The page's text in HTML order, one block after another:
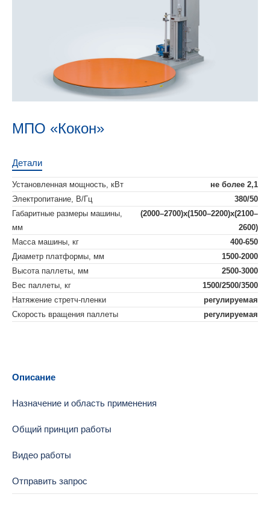
МПО «Кокон»
Детали
Установленная мощность, кВт
не более 2,1
Электропитание, В/Гц
380/50
Габаритные размеры машины,
мм
(2000–2700)х(1500–2200)х(2100–
2600)
Масса машины, кг
400-650
Диаметр платформы, мм
1500-2000
Высота паллеты, мм
2500-3000
Вес паллеты, кг
1500/2500/3500
Натяжение стретч-пленки
регулируемая
Скорость вращения паллеты
регулируемая
Описание
Назначение и область применения
Общий принцип работы
Видео работы
Отправить запрос